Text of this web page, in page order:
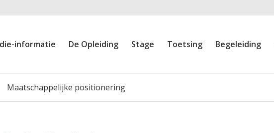
informatie De Opleiding Stage Toetsing Begeleiding
Maatschappelijke positionering